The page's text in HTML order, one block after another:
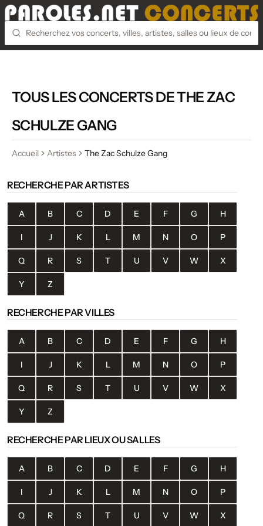
TOUS LES CONCERTS DE THE ZAC
SCHULZE GANG
Accueil Artistes The Zac Schulze Gang
RECHERCHE PAR ARTISTES
A B C D E F G H
I J K L M N O P
Q R S T U V W X
Y Z
RECHERCHE PAR VILLES
A B C D E F G H
I J K L M N O P
Q R S T U V W X
Y Z
RECHERCHE PAR LIEUX OU SALLES
A B C D E F G H
I J K L M N O P
Q R S T U V W X